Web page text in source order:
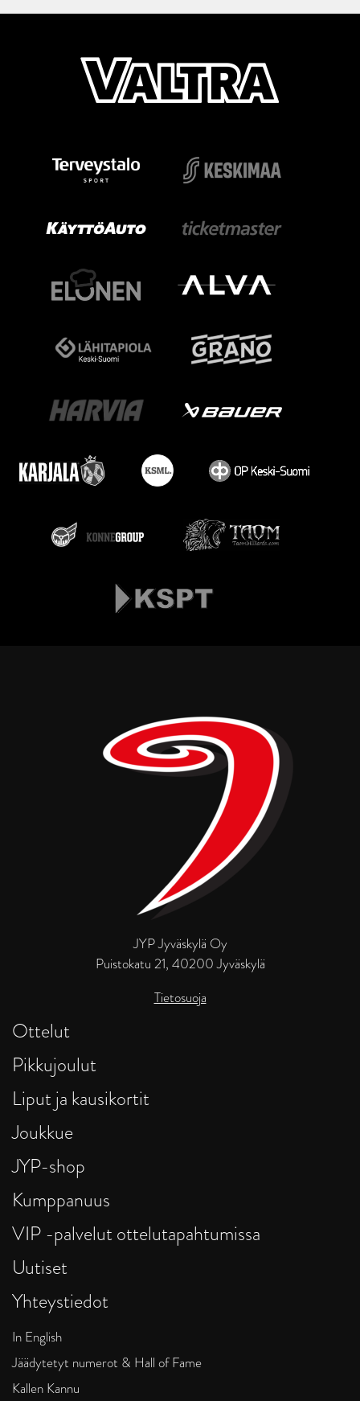
JYP Jyväskylä Oy
Puistokatu 21, 40200 Jyväskylä
Tietosuoja
Ottelut
Pikkujoulut
Liput ja kausikortit
Joukkue
JYP-shop
Kumppanuus
VIP -palvelut ottelutapahtumissa
Uutiset
Yhteystiedot
In English
Jäädytetyt numerot & Hall of Fame
Kallen Kannu